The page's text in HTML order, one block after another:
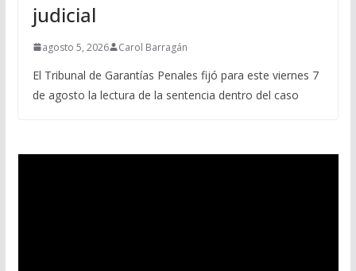
judicial
agosto 5, 2026 Carol Barragán
El Tribunal de Garantías Penales fijó para este viernes 7
de agosto la lectura de la sentencia dentro del caso